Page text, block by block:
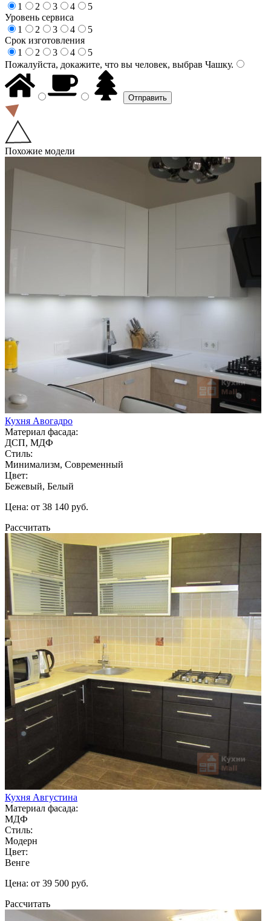
1
2 3 4
5
Уровень сервиса
1
2 3 4
5
Срок изготовления
1
2 3 4
5
Пожалуйста, докажите, что вы человек, выбрав Чашку.
Похожие модели
Кухня Авогадро
Материал фасада:
ДСП, МДФ
Стиль:
Минимализм, Современный
Цвет:
Бежевый, Белый
Цена: от 38 140 руб.
Рассчитать
Кухня Августина
Материал фасада:
МДФ
Стиль:
Модерн
Цвет:
Венге
Цена: от 39 500 руб.
Рассчитать